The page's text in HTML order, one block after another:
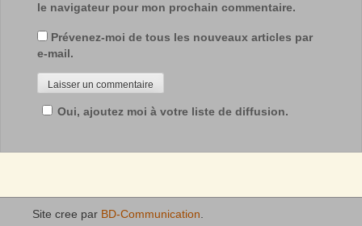
le navigateur pour mon prochain commentaire.
Prévenez-moi de tous les nouveaux articles par
e-mail.
Oui, ajoutez moi à votre liste de diffusion.
Site cree par BD-Communication.